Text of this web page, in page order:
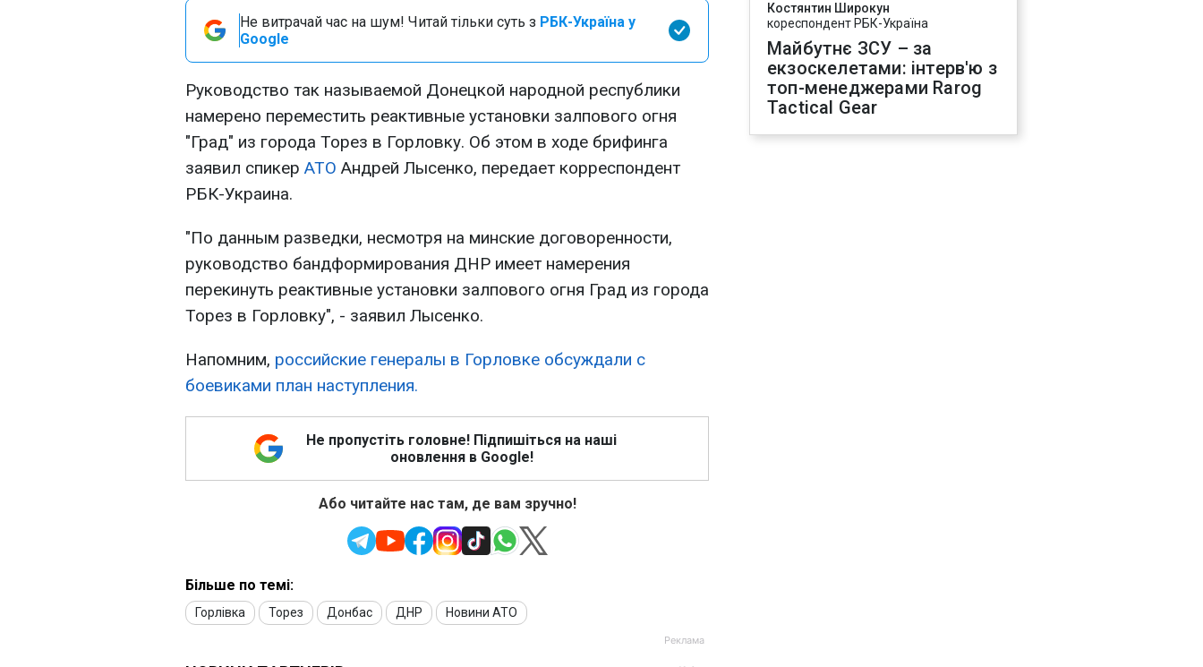
Не витрачай час на шум! Читай тільки суть з РБК-Україна у
Google
Руководство так называемой Донецкой народной республики
намерено переместить реактивные установки залпового огня
"Град" из города Торез в Горловку. Об этом в ходе брифинга
заявил спикер АТО Андрей Лысенко, передает корреспондент
РБК-Украина.
"По данным разведки, несмотря на минские договоренности,
руководство бандформирования ДНР имеет намерения
перекинуть реактивные установки залпового огня Град из города
Торез в Горловку", - заявил Лысенко.
Напомним, российские генералы в Горловке обсуждали с
боевиками план наступления.
Не пропустіть головне! Підпишіться на наші
оновлення в Google!
Або читайте нас там, де вам зручно!
Більше по темі:
Горлівка Торез Донбас ДНР Новини АТО
Костянтин Широкун
кореспондент РБК-Україна
Майбутнє ЗСУ – за
екзоскелетами: інтерв'ю з
топ-менеджерами Rarog
Tactical Gear